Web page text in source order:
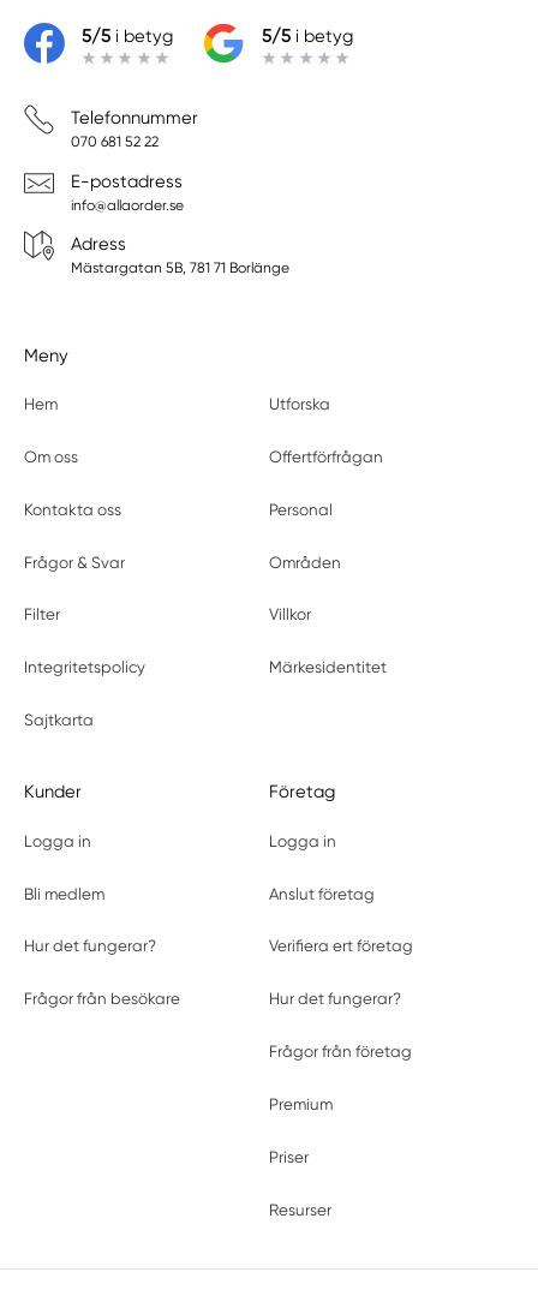
5/5i betyg 5/5i betyg
Telefonnummer
070 681 52 22
E-postadress
info@allaorder.se
Adress
Mästargatan 5B, 781 71 Borlänge
Meny
Hem Utforska
Om oss Offertförfrågan
Kontakta oss Personal
Frågor & Svar Områden
Filter Villkor
Integritetspolicy Märkesidentitet
Sajtkarta
Kunder
Logga in
Bli medlem
Hur det fungerar?
Frågor från besökare
Företag
Logga in
Anslut företag
Verifiera ert företag
Hur det fungerar?
Frågor från företag
Premium
Priser
Resurser